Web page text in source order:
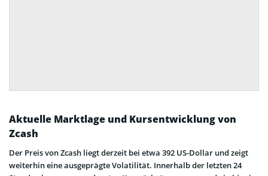
Aktuelle Marktlage und Kursentwicklung von
Zcash
Der Preis von Zcash liegt derzeit bei etwa 392 US-Dollar und zeigt
weiterhin eine ausgeprägte Volatilität. Innerhalb der letzten 24